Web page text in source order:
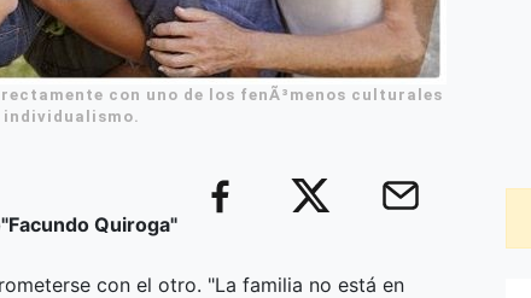
con uno de los fenÃ³menos culturales
Quiroga"
con el otro. "La familia no está en